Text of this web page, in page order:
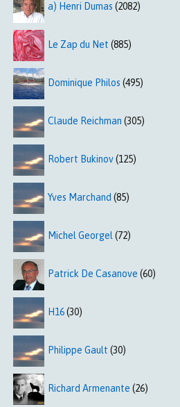
a) Henri Dumas (2082)
Le Zap du Net (885)
Dominique Philos (495)
Claude Reichman (305)
Robert Bukinov(125)
Yves Marchand (85)
Michel Georgel (72)
Patrick De Casanove (60)
H16(30)
Philippe Gault (30)
Richard Armenante (26)